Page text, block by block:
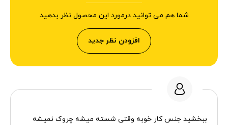
شما هم می توانید درمورد این محصول نظر بدهید
افزودن نظر جدید
ببخشید جنس کار خوبه وقتی شسته میشه چروک نمیشه